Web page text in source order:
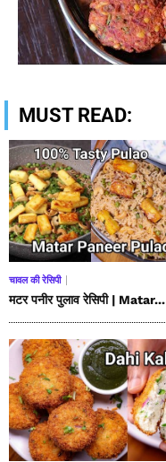
MUST READ:
चावल की रेसिपी
मटर पनीर पुलाव रेसिपी | Matar...